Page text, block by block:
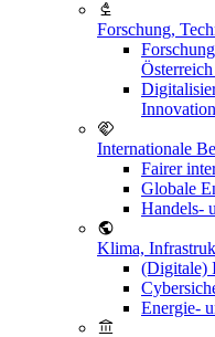
Forschung,
Internationale
Fairer
Globale
Handels-
Klima,
(Digitale)
Energie-